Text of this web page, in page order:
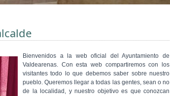
Bienvenidos a la web oficial del Ayuntamiento de
Valdearenas. Con esta web compartiremos con los
visitantes todo lo que debemos saber sobre nuestro
pueblo. Queremos llegar a todas las gentes, sean o no
de la localidad, y nuestro objetivo es que conozcan